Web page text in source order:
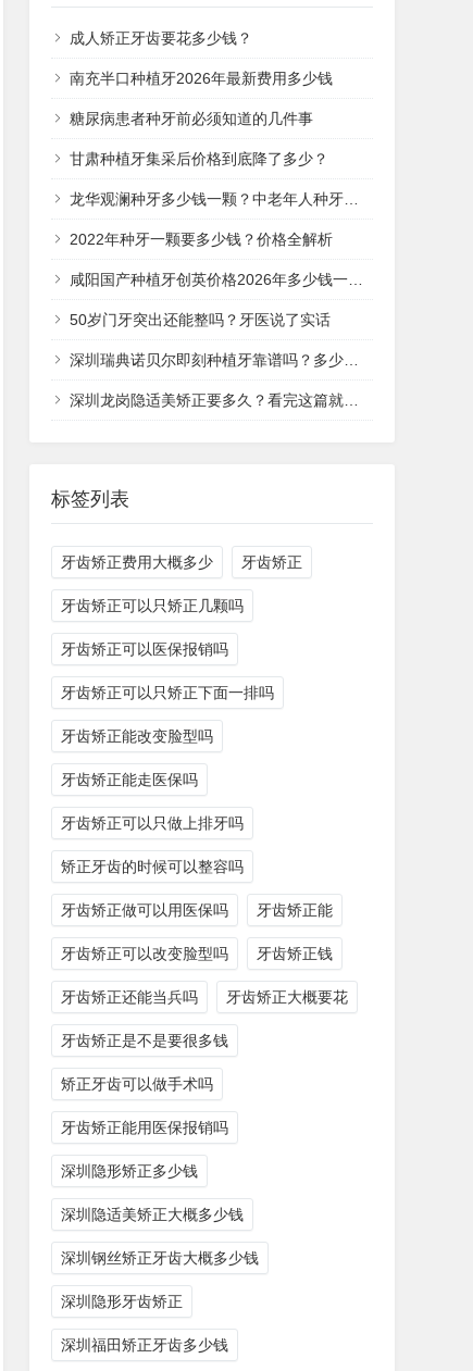
成人矫正牙齿要花多少钱？
南充半口种植牙2026年最新费用多少钱
糖尿病患者种牙前必须知道的几件事
甘肃种植牙集采后价格到底降了多少？
龙华观澜种牙多少钱一颗？中老年人种牙价格全解析
2022年种牙一颗要多少钱？价格全解析
咸阳国产种植牙创英价格2026年多少钱一颗？
50岁门牙突出还能整吗？牙医说了实话
深圳瑞典诺贝尔即刻种植牙靠谱吗？多少钱一次？
深圳龙岗隐适美矫正要多久？看完这篇就清楚了
标签列表
牙齿矫正费用大概多少 牙齿矫正
牙齿矫正可以只矫正几颗吗
牙齿矫正可以医保报销吗
牙齿矫正可以只矫正下面一排吗
牙齿矫正能改变脸型吗
牙齿矫正能走医保吗
牙齿矫正可以只做上排牙吗
矫正牙齿的时候可以整容吗
牙齿矫正做可以用医保吗 牙齿矫正能
牙齿矫正可以改变脸型吗 牙齿矫正钱
牙齿矫正还能当兵吗 牙齿矫正大概要花
牙齿矫正是不是要很多钱
矫正牙齿可以做手术吗
牙齿矫正能用医保报销吗
深圳隐形矫正多少钱
深圳隐适美矫正大概多少钱
深圳钢丝矫正牙齿大概多少钱
深圳隐形牙齿矫正
深圳福田矫正牙齿多少钱